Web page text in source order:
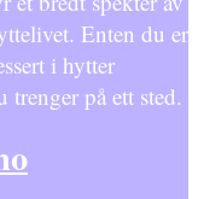
Enten du er
i hytter
på ett sted.